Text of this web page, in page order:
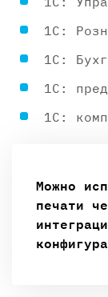
1С:
1С:
1С:
1С:
Можно
печати